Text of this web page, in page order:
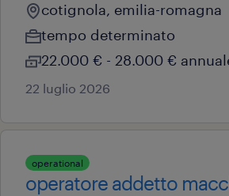
cotignola, emilia-romagna
tempo determinato
22.000 € - 28.000 €
22 luglio 2026
operational
operatore addetto